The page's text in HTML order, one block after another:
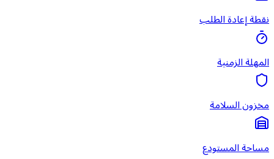
نقطة إعادة الطلب
المهلة الزمنية
مخزون السلامة
مساحة المستودع